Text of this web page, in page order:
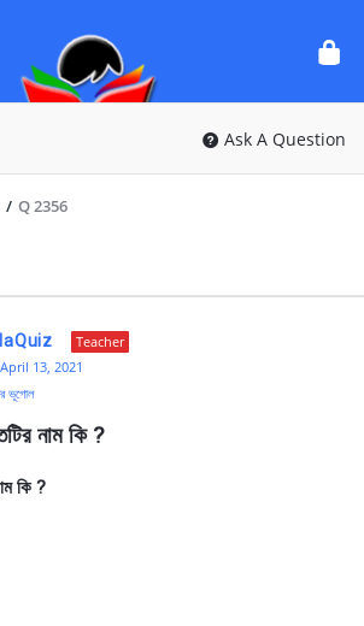
Questions
Ask A Question
/ Q 2356
Teacher
April 13, 2021
ভূগোল
নাম কি ?
কি ?